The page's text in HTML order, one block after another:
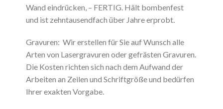
Wand eindrücken, – FERTIG. Hält bombenfest
und ist zehntausendfach über Jahre erprobt.
Gravuren: Wir erstellen für Sie auf Wunsch alle
Arten von Lasergravuren oder gefrästen Gravuren.
Die Kosten richten sich nach dem Aufwand der
Arbeiten an Zeilen und Schriftgröße und bedürfen
Ihrer exakten Vorgabe.